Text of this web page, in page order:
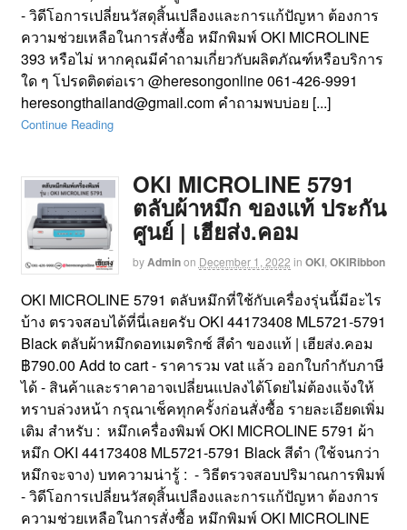
- วิดีโอการเปลี่ยนวัสดุสิ้นเปลืองและการแก้ปัญหา ต้องการ
ความช่วยเหลือในการสั่งซื้อ หมึกพิมพ์ OKI MICROLINE
393 หรือไม่ หากคุณมีคำถามเกี่ยวกับผลิตภัณฑ์หรือบริการ
ใด ๆ โปรดติดต่อเรา @heresongonline 061-426-9991
heresongthailand@gmail.com คำถามพบบ่อย [...]
Continue Reading
OKI MICROLINE 5791
ตลับผ้าหมึก ของแท้ ประกัน
ศูนย์ | เฮียส่ง.คอม
byAdminon December 1, 2022 in OKI, OKIRibbon
OKI MICROLINE 5791 ตลับหมึกที่ใช้กับเครื่องรุ่นนี้มีอะไร
บ้าง ตรวจสอบได้ที่นี่เลยครับ OKI 44173408 ML5721-5791
Black ตลับผ้าหมึกดอทเมตริกซ์ สีดำ ของแท้ | เฮียส่ง.คอม
฿790.00 Add to cart - ราคารวม vat แล้ว ออกใบกำกับภาษี
ได้ - สินค้าและราคาอาจเปลี่ยนแปลงได้โดยไม่ต้องแจ้งให้
ทราบล่วงหน้า กรุณาเช็คทุกครั้งก่อนสั่งซื้อ รายละเอียดเพิ่ม
เติม สำหรับ : หมึกเครื่องพิมพ์ OKI MICROLINE 5791 ผ้า
หมึก OKI 44173408 ML5721-5791 Black สีดำ (ใช้จนกว่า
หมึกจะจาง) บทความน่ารู้ : - วิธีตรวจสอบปริมาณการพิมพ์
- วิดีโอการเปลี่ยนวัสดุสิ้นเปลืองและการแก้ปัญหา ต้องการ
ความช่วยเหลือในการสั่งซื้อ หมึกพิมพ์ OKI MICROLINE